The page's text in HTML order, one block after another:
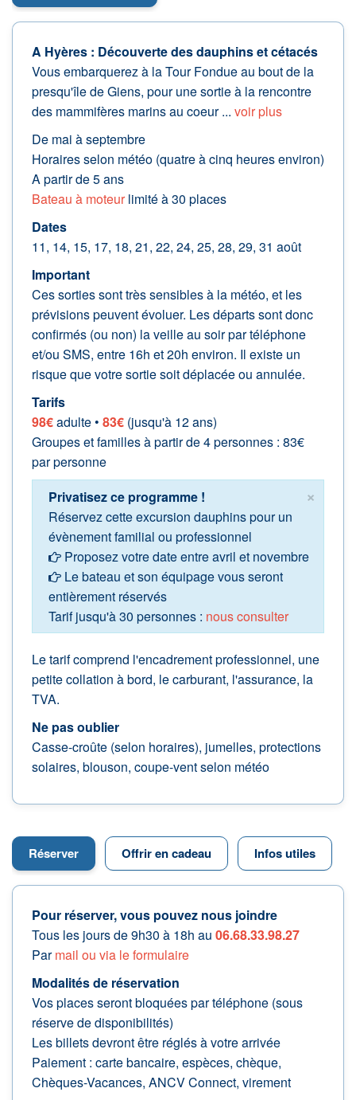
A Hyères : Découverte des dauphins et cétacés
Vous embarquerez à la Tour Fondue au bout de la
presqu'île de Giens, pour une sortie à la rencontre
des mammifères marins au coeur ... voir plus
De mai à septembre
Horaires selon météo (quatre à cinq heures environ)
A partir de 5 ans
Bateau à moteurlimité à 30 places
Dates
11, 14, 15, 17, 18, 21, 22, 24, 25, 28, 29, 31 août
Important
Ces sorties sont très sensibles à la météo, et les
prévisions peuvent évoluer. Les départs sont donc
confirmés (ou non) la veille au soir par téléphone
et/ou SMS, entre 16h et 20h environ. Il existe un
risque que votre sortie soit déplacée ou annulée.
Tarifs
98€adulte • 83€ (jusqu'à 12 ans)
Groupes et familles à partir de 4 personnes : 83€
par personne
×
Privatisez ce programme !
Réservez cette excursion dauphins pour un
évènement familial ou professionnel
Proposez votre date entre avril et novembre
Le bateau et son équipage vous seront
entièrement réservés
Tarif jusqu'à 30 personnes : nous consulter
Le tarif comprend l'encadrement professionnel, une
petite collation à bord, le carburant, l'assurance, la
TVA.
Ne pas oublier
Casse-croûte (selon horaires), jumelles, protections
solaires, blouson, coupe-vent selon météo
Réserver Offrir en cadeau Infos utiles
Pour réserver, vous pouvez nous joindre
Tous les jours de 9h30 à 18h au 06.68.33.98.27
Parmail ou via le formulaire
Modalités de réservation
Vos places seront bloquées par téléphone (sous
réserve de disponibilités)
Les billets devront être réglés à votre arrivée
Paiement : carte bancaire, espèces, chèque,
Chèques-Vacances, ANCV Connect, virement